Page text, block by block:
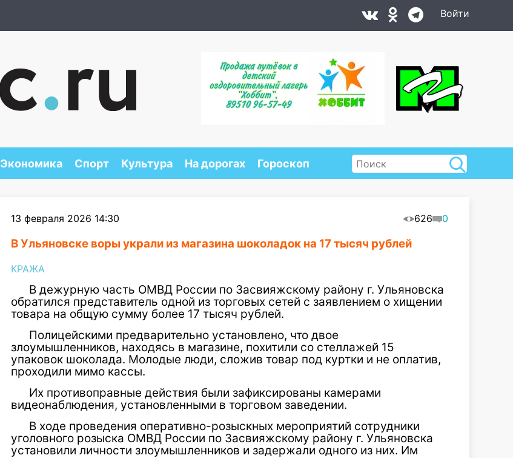
Войти
Экономика Спорт Культура На дорогах Гороскоп
13 февраля 2026 14:30 626 0
В Ульяновске воры украли из магазина шоколадок на 17 тысяч рублей
КРАЖА
В дежурную часть ОМВД России по Засвияжскому району г. Ульяновска
обратился представитель одной из торговых сетей с заявлением о хищении
товара на общую сумму более 17 тысяч рублей.
Полицейскими предварительно установлено, что двое
злоумышленников, находясь в магазине, похитили со стеллажей 15
упаковок шоколада. Молодые люди, сложив товар под куртки и не оплатив,
проходили мимо кассы.
Их противоправные действия были зафиксированы камерами
видеонаблюдения, установленными в торговом заведении.
В ходе проведения оперативно-розыскных мероприятий сотрудники
уголовного розыска ОМВД России по Засвияжскому району г. Ульяновска
установили личности злоумышленников и задержали одного из них. Им